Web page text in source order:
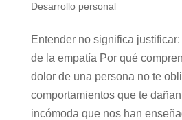
Desarrollo personal
Entender no significa
de la empatía Por qué
dolor de una persona no te
comportamientos que te
incómoda que nos han